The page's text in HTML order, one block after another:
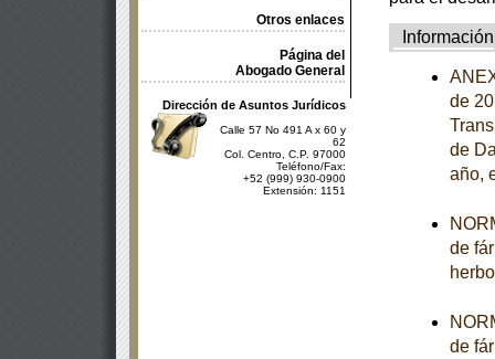
Otros enlaces
Página del
Abogado General
Dirección de Asuntos Jurídicos
Calle 57 No 491 A x 60 y
62
Col. Centro, C.P. 97000
Teléfono/Fax:
+52 (999) 930-0900
Extensión: 1151
Información
de
de
año,
de
de